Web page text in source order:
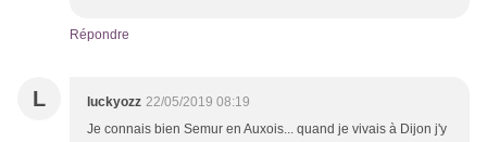
Répondre
L luckyozz 22/05/2019 08:19
Je connais bien Semur en Auxois... quand je vivais à Dijon j'y